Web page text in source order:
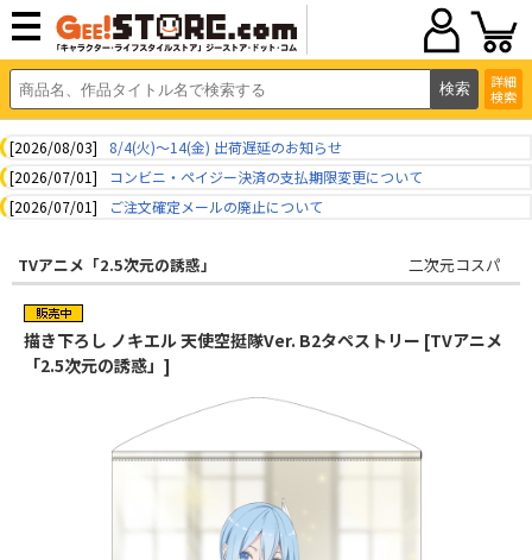
詳細
検索
[2026/08/03]
8/4(火)～14(金) 出荷遅延のお知らせ
[2026/07/01]
コンビニ・ペイジー決済の支払期限変更について
[2026/07/01]
ご注文確定メールの廃止について
TVアニメ「2.5次元の誘惑」 二次元コスパ
描き下ろし ノキエル 天使空挺隊Ver. B2タペストリー [TVアニメ
「2.5次元の誘惑」]